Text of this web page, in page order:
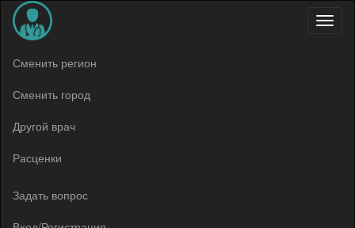
Меню
Сменить регион
Сменить город
Другой врач
Расценки
Задать вопрос